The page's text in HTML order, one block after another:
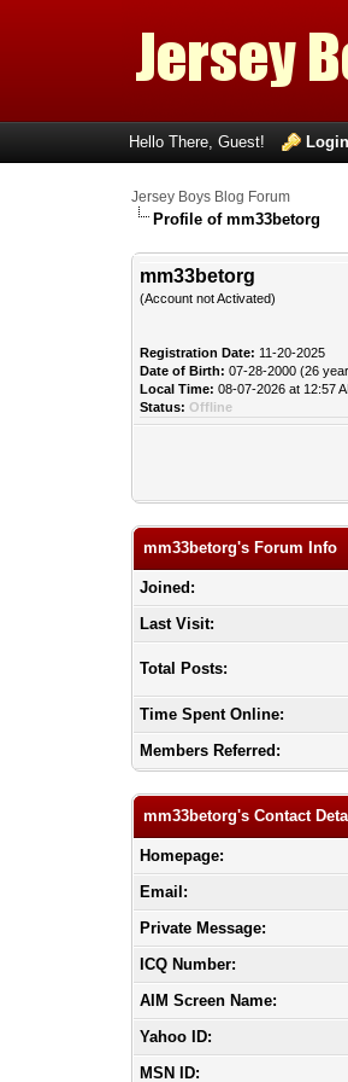
Hello There, Guest! Login
Jersey Boys Blog Forum
Profile of mm33betorg
mm33betorg
(Account not Activated)
Registration Date: 11-20-2025
Date of Birth: 07-28-2000 (26
Local Time: 08-07-2026 at 12:57
Status: Offline
mm33betorg's Forum Info
Joined:
Last Visit:
Total Posts:
Time Spent Online:
Members Referred:
mm33betorg's Contact
Homepage:
Email:
Private Message:
ICQ Number:
AIM Screen Name:
Yahoo ID:
MSN ID: